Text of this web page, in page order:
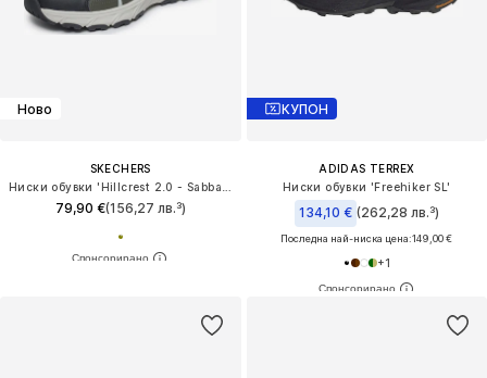
Ново
SKECHERS
79,90 €(156,27 лв.³)
КУПОН
ADIDAS TERREX
Ниски обувки 'Freehiker SL'
134,10 € (262,28 лв.³)
Последна най-ниска цена:149,00 €
+1